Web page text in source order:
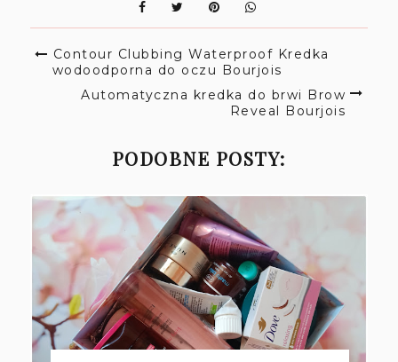
Contour Clubbing Waterproof Kredka
wodoodporna do oczu Bourjois
Automatyczna kredka do brwi Brow
Reveal Bourjois
PODOBNE POSTY: